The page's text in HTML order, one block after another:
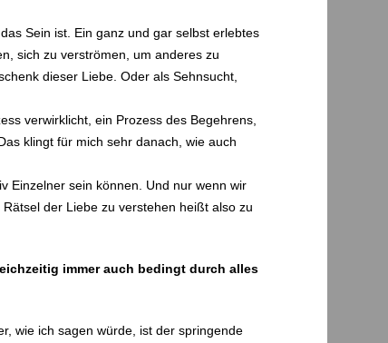
Sein ist. Ein ganz und gar selbst erlebtes
sich zu verströmen, um anderes zu
dieser Liebe. Oder als Sehnsucht,
verwirklicht, ein Prozess des Begehrens,
klingt für mich sehr danach, wie auch
Einzelner sein können. Und nur wenn wir
der Liebe zu verstehen heißt also zu
immer auch bedingt durch alles
wie ich sagen würde, ist der springende